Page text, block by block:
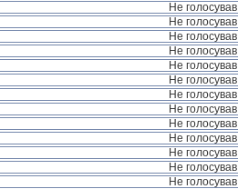
Не голосував
Не голосував
Не голосував
Не голосував
Не голосував
Не голосував
Не голосував
Не голосував
Не голосував
Не голосував
Не голосував
Не голосував
Не голосував